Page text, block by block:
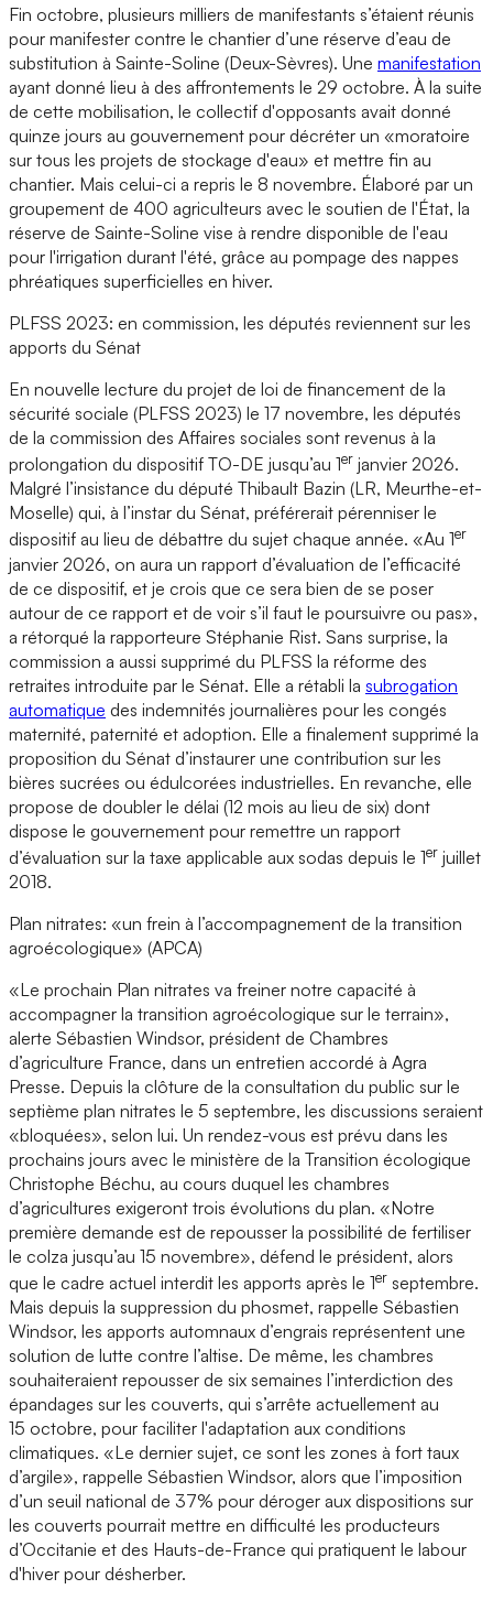
Fin octobre, plusieurs milliers de manifestants s’étaient réunis
pour manifester contre le chantier d’une réserve d’eau de
substitution à Sainte-Soline (Deux-Sèvres). Une manifestation
ayant donné lieu à des affrontements le 29 octobre. À la suite
de cette mobilisation, le collectif d'opposants avait donné
quinze jours au gouvernement pour décréter un «moratoire
sur tous les projets de stockage d'eau» et mettre fin au
chantier. Mais celui-ci a repris le 8 novembre. Élaboré par un
groupement de 400 agriculteurs avec le soutien de l'État, la
réserve de Sainte-Soline vise à rendre disponible de l'eau
pour l'irrigation durant l'été, grâce au pompage des nappes
phréatiques superficielles en hiver.
PLFSS 2023: en commission, les députés reviennent sur les
apports du Sénat
En nouvelle lecture du projet de loi de financement de la
sécurité sociale (PLFSS 2023) le 17 novembre, les députés
de la commission des Affaires sociales sont revenus à la
prolongation du dispositif TO-DE jusqu’au 1er janvier 2026.
Malgré l’insistance du député Thibault Bazin (LR, Meurthe-et-
Moselle) qui, à l’instar du Sénat, préférerait pérenniser le
dispositif au lieu de débattre du sujet chaque année. «Au 1er
janvier 2026, on aura un rapport d’évaluation de l’efficacité
de ce dispositif, et je crois que ce sera bien de se poser
autour de ce rapport et de voir s’il faut le poursuivre ou pas»,
a rétorqué la rapporteure Stéphanie Rist. Sans surprise, la
commission a aussi supprimé du PLFSS la réforme des
retraites introduite par le Sénat. Elle a rétabli la subrogation
automatique des indemnités journalières pour les congés
maternité, paternité et adoption. Elle a finalement supprimé la
proposition du Sénat d’instaurer une contribution sur les
bières sucrées ou édulcorées industrielles. En revanche, elle
propose de doubler le délai (12 mois au lieu de six) dont
dispose le gouvernement pour remettre un rapport
d’évaluation sur la taxe applicable aux sodas depuis le 1er juillet
2018.
Plan nitrates: «un frein à l’accompagnement de la transition
agroécologique» (APCA)
«Le prochain Plan nitrates va freiner notre capacité à
accompagner la transition agroécologique sur le terrain»,
alerte Sébastien Windsor, président de Chambres
d’agriculture France, dans un entretien accordé à Agra
Presse. Depuis la clôture de la consultation du public sur le
septième plan nitrates le 5 septembre, les discussions seraient
«bloquées», selon lui. Un rendez-vous est prévu dans les
prochains jours avec le ministère de la Transition écologique
Christophe Béchu, au cours duquel les chambres
d’agricultures exigeront trois évolutions du plan. «Notre
première demande est de repousser la possibilité de fertiliser
le colza jusqu’au 15 novembre», défend le président, alors
que le cadre actuel interdit les apports après le 1er septembre.
Mais depuis la suppression du phosmet, rappelle Sébastien
Windsor, les apports automnaux d’engrais représentent une
solution de lutte contre l’altise. De même, les chambres
souhaiteraient repousser de six semaines l’interdiction des
épandages sur les couverts, qui s’arrête actuellement au
15 octobre, pour faciliter l'adaptation aux conditions
climatiques. «Le dernier sujet, ce sont les zones à fort taux
d’argile», rappelle Sébastien Windsor, alors que l’imposition
d’un seuil national de 37% pour déroger aux dispositions sur
les couverts pourrait mettre en difficulté les producteurs
d’Occitanie et des Hauts-de-France qui pratiquent le labour
d'hiver pour désherber.